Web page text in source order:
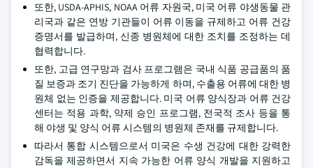
또한, USDA-APHIS, NOAA 어류 자원국, 미국 어류 야생동물 관
리국과 같은 연방 기관들이 어류 이동을 규제하고 어류 건강
증명서를 발급하며, 신종 병원체에 대한 조치를 조정하는 데
협력합니다.
또한, 고급 연구망과 검사 프로그램은 국내 식품 공급품의 품
질 보증과 조기 진단을 가능하게 하며, 수출용 어류에 대한 병
원체 없는 인증을 제공합니다. 미국 어류 양식장과 어류 건강
센터는 적용 과학, 약제 승인 프로그램, 전국적 조사 등을 통
해 야생 및 양식 어류 시스템의 병원체 존재를 규제합니다.
따라서 통합 시스템으로서 미국은 수생 건강에 대한 강력한
감독을 제공하면서 지속 가능한 어류 양식 개발을 지원하고